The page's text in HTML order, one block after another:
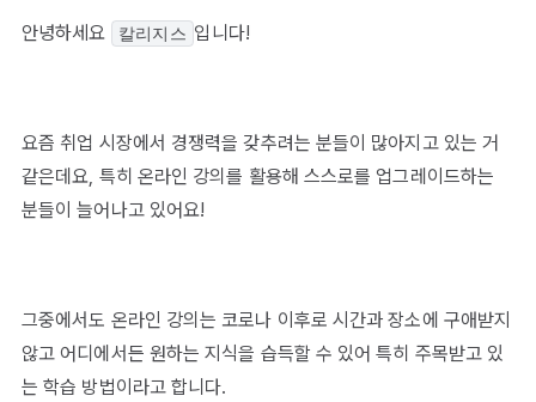
안녕하세요 칼리지스 입니다!
요즘 취업 시장에서 경쟁력을 갖추려는 분들이 많아지고 있는 거
같은데요, 특히 온라인 강의를 활용해 스스로를 업그레이드하는
분들이 늘어나고 있어요!
그중에서도 온라인 강의는 코로나 이후로 시간과 장소에 구애받지
않고 어디에서든 원하는 지식을 습득할 수 있어 특히 주목받고 있
는 학습 방법이라고 합니다.